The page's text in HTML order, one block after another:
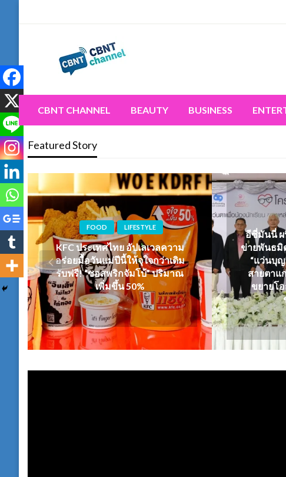
CBNT CHANNEL
CBNT CHANNEL
BEAUTY BUSINESS
Featured Story
FOOD LIFESTYLE
KFC ประเทศไทย อัปเลเวลความ
อร่อยมื้อวันแม่ปีนี้ให้จุใจกว่าเดิม
รับฟรี! “ซอสพริกจัมโบ้” ปริมาณ
เพิ่มขึ้น 50%
อีซี่มันนี่ ผ
ข่ายพันธมิ
“แว่นบุ
สายตาแ
ขยายโ